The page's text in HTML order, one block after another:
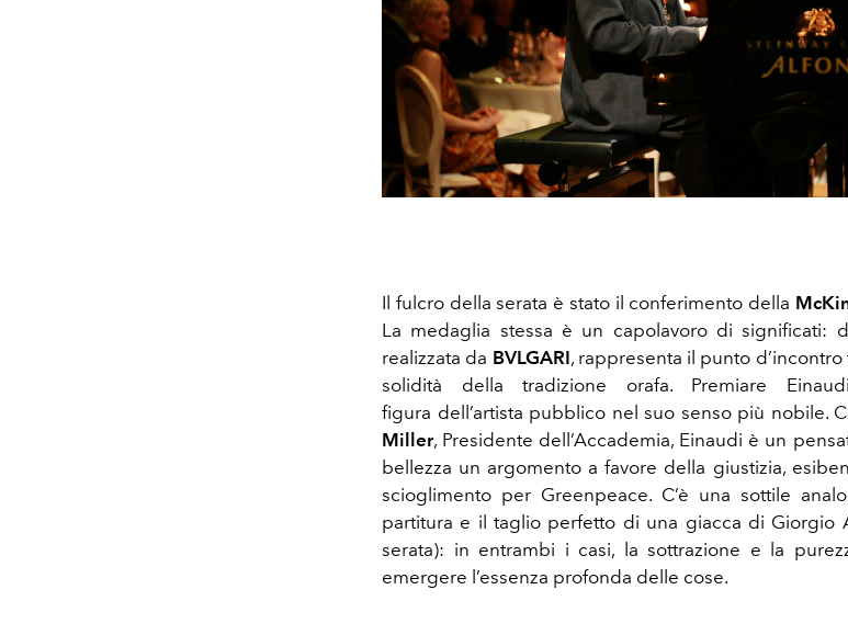
Il fulcro della serata è stato il conferimento della
La medaglia stessa è un capolavoro di significati:
realizzata da BVLGARI, rappresenta il punto d’incontro
solidità della tradizione orafa. Premiare
figura dell’artista pubblico nel suo senso più nobile.
Miller, Presidente dell’Accademia, Einaudi è un
bellezza un argomento a favore della giustizia,
scioglimento per Greenpeace. C’è una sottile
partitura e il taglio perfetto di una giacca di Giorgio
serata): in entrambi i casi, la sottrazione e la
emergere l’essenza profonda delle cose.